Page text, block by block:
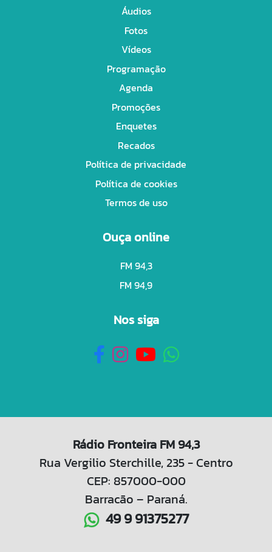
Áudios
Fotos
Vídeos
Programação
Agenda
Promoções
Enquetes
Recados
Política de privacidade
Política de cookies
Termos de uso
Ouça online
FM 94,3
FM 94,9
Nos siga
Rádio Fronteira FM 94,3
Rua Vergilio Sterchille, 235 - Centro
CEP: 857000-000
Barracão – Paraná.
49 9 91375277